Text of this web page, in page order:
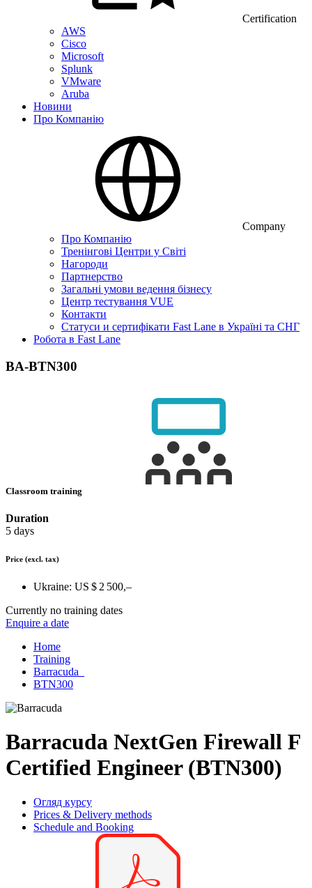
Certification
AWS
Cisco
Microsoft
Splunk
VMware
Aruba
Новини
Про Компанію
Company
Про Компанію
Тренінгові Центри у Світі
Нагороди
Партнерство
Загальні умови ведення бізнесу
Центр тестування VUE
Контакти
Статуси и сертифікати Fast Lane в Україні та СНГ
Робота в Fast Lane
BA-BTN300
Classroom training
Duration
5 days
Price (excl. tax)
Ukraine: US $ 2 500,–
Currently no training dates
Enquire a date
Home
Training
Barracuda_
BTN300
Barracuda NextGen Firewall F
Certified Engineer (BTN300)
Огляд курсу
Prices & Delivery methods
Schedule and Booking